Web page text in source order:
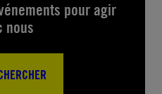
pour agir
nous